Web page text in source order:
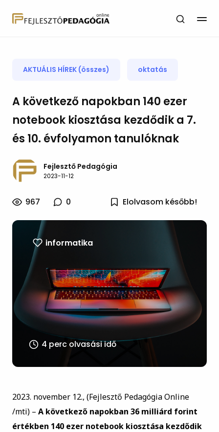
AKTUÁLIS HÍREK (összes) oktatás
A következő napokban 140 ezer
notebook kiosztása kezdődik a 7.
és 10. évfolyamon tanulóknak
Fejlesztő Pedagógia
2023-11-12
967 0 Elolvasom később!
informatika
4 perc olvasási idő
2023. november 12., (Fejlesztő Pedagógia Online
/mti) – A következő napokban 36 milliárd forint
értékben 140 ezer notebook kiosztása kezdődik